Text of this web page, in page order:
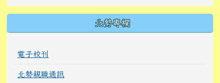
北勢專欄
電子校刊
北勢親職通訊